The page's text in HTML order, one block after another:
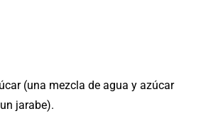
(una mezcla de agua y azúcar
jarabe).